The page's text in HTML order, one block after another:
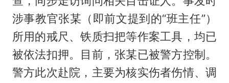
涉事教官张某（即前文提到的“班主任”）
所用的戒尺、铁质扫把等作案工具，均已
被依法扣押。目前，张某已被警方控制。
警方此次赴院，主要为核实伤者伤情、调